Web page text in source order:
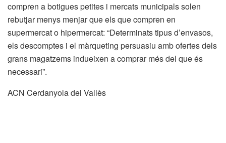
compren a botigues petites i mercats municipals solen
rebutjar menys menjar que els que compren en
supermercat o hipermercat: “Determinats tipus d’envasos,
els descomptes i el màrqueting persuasiu amb ofertes dels
grans magatzems indueixen a comprar més del que és
necessari”.
ACN Cerdanyola del Vallès